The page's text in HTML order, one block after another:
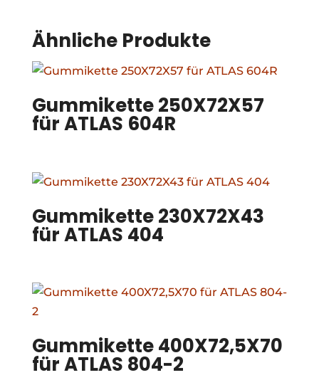
Ähnliche Produkte
Gummikette 250X72X57
für ATLAS 604R
Gummikette 230X72X43
für ATLAS 404
Gummikette 400X72,5X70
für ATLAS 804-2